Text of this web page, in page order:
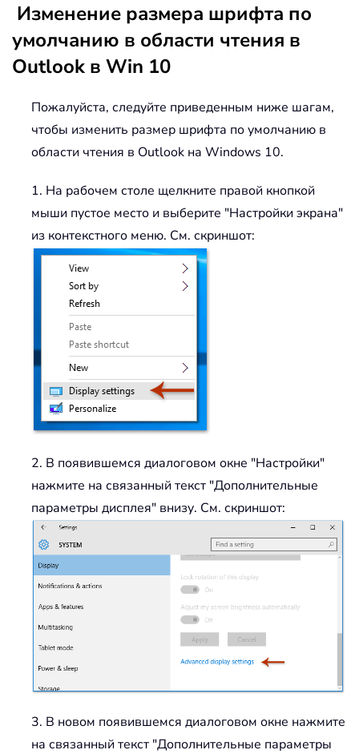
Изменение размера шрифта по
умолчанию в области чтения в
Outlook в Win 10
Пожалуйста, следуйте приведенным ниже шагам,
чтобы изменить размер шрифта по умолчанию в
области чтения в Outlook на Windows 10.
1. На рабочем столе щелкните правой кнопкой
мыши пустое место и выберите "Настройки экрана"
из контекстного меню. См. скриншот:
2. В появившемся диалоговом окне "Настройки"
нажмите на связанный текст "Дополнительные
параметры дисплея" внизу. См. скриншот:
3. В новом появившемся диалоговом окне нажмите
на связанный текст "Дополнительные параметры